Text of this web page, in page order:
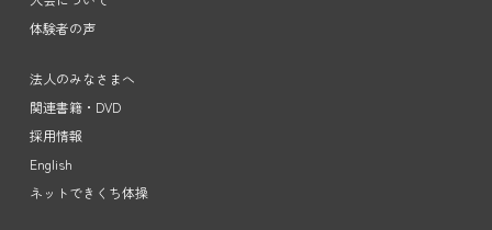
体験者の声
法人のみなさまへ
関連書籍・DVD
採用情報
English
ネットできくち体操